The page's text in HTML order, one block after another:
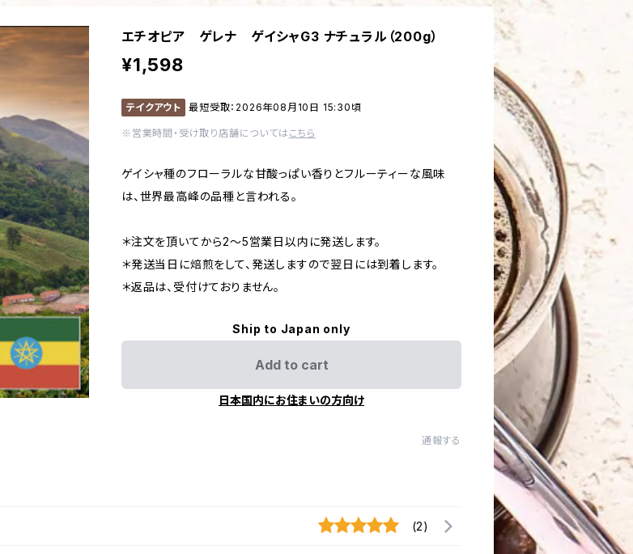
エチオピア ゲレナ ゲイシャG3 ナチュラル（200g）
¥1,598
テイクアウト 最短受取：2026年08月10日 15:30頃
※営業時間・受け取り店舗については こちら
ゲイシャ種のフローラルな甘酸っぱい香りとフルーティーな風味
は、世界最高峰の品種と言われる。
＊注文を頂いてから2～5営業日以内に発送します。
＊発送当日に焙煎をして、発送しますので翌日には到着します。
＊返品は、受付けておりません。
Ship to Japan only
Add to cart
日本国内にお住まいの方向け
通報する
(2)